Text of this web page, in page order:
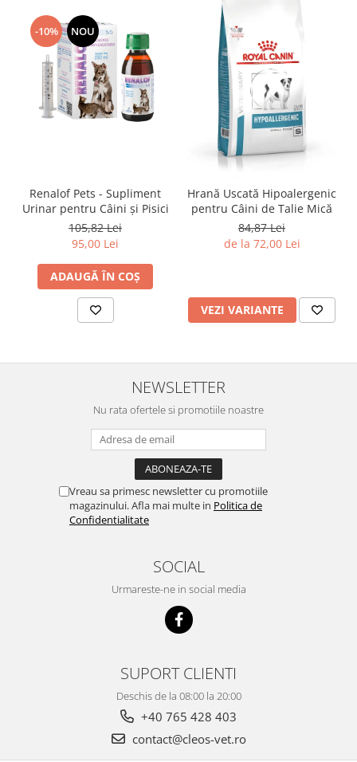
-10% NOU
Renalof Pets - Supliment
Urinar pentru Câini și Pisici
105,82 Lei
95,00 Lei
ADAUGĂ ÎN COȘ
Hrană Uscată Hipoalergenic
pentru Câini de Talie Mică
84,87 Lei
de la 72,00 Lei
VEZI VARIANTE
NEWSLETTER
Nu rata ofertele si promotiile noastre
Vreau sa primesc newsletter cu promotiile
magazinului. Afla mai multe in Politica de
Confidentialitate
SOCIAL
Urmareste-ne in social media
SUPORT CLIENTI
Deschis de la 08:00 la 20:00
+40 765 428 403
contact@cleos-vet.ro